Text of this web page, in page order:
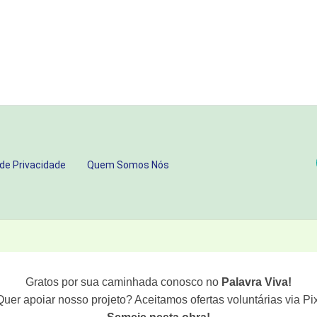
Privacidade Quem Somos Nós
Gratos por sua caminhada conosco no Palavra Viva!
apoiar nosso projeto? Aceitamos ofertas voluntárias via